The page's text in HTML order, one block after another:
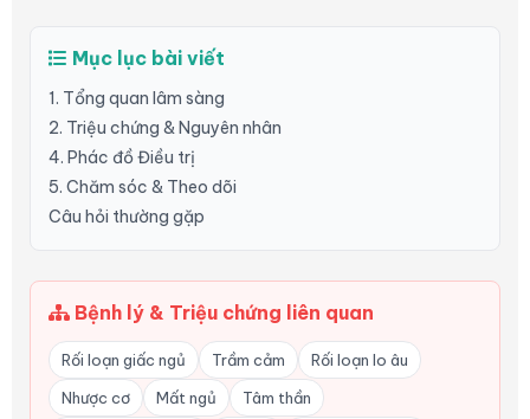
Mục lục bài viết
1. Tổng quan lâm sàng
2. Triệu chứng & Nguyên nhân
4. Phác đồ Điều trị
5. Chăm sóc & Theo dõi
Câu hỏi thường gặp
Bệnh lý & Triệu chứng liên quan
Rối loạn giấc ngủ Trầm cảm
Rối loạn lo âu
Nhược cơ
Mất ngủ
Tâm thần